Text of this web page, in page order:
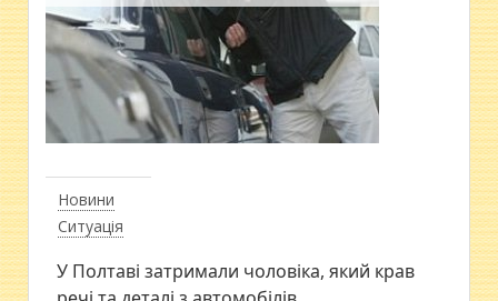
Новини
Ситуація
У Полтаві затримали чоловіка, який крав